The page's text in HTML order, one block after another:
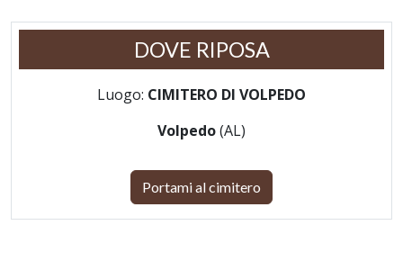
DOVE RIPOSA
Luogo: CIMITERO DI VOLPEDO
Volpedo(AL)
Portami al cimitero